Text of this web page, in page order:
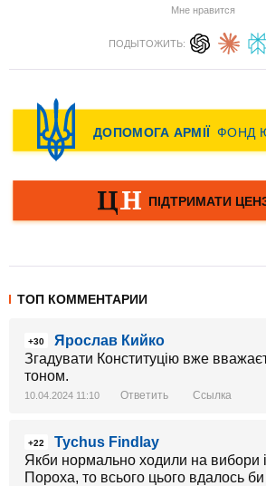
Мне нравится
ПОДЫТОЖИТЬ:
ТОП КОММЕНТАРИИ
+30
Ярослав Кийко
Згадувати Конституцію вже
тоном.
10.04.2024 11:10 Ответить Ссылка
+22
Tychus Findlay
Якби нормально ходили на вибори
Пороха, то всього цього вдалось